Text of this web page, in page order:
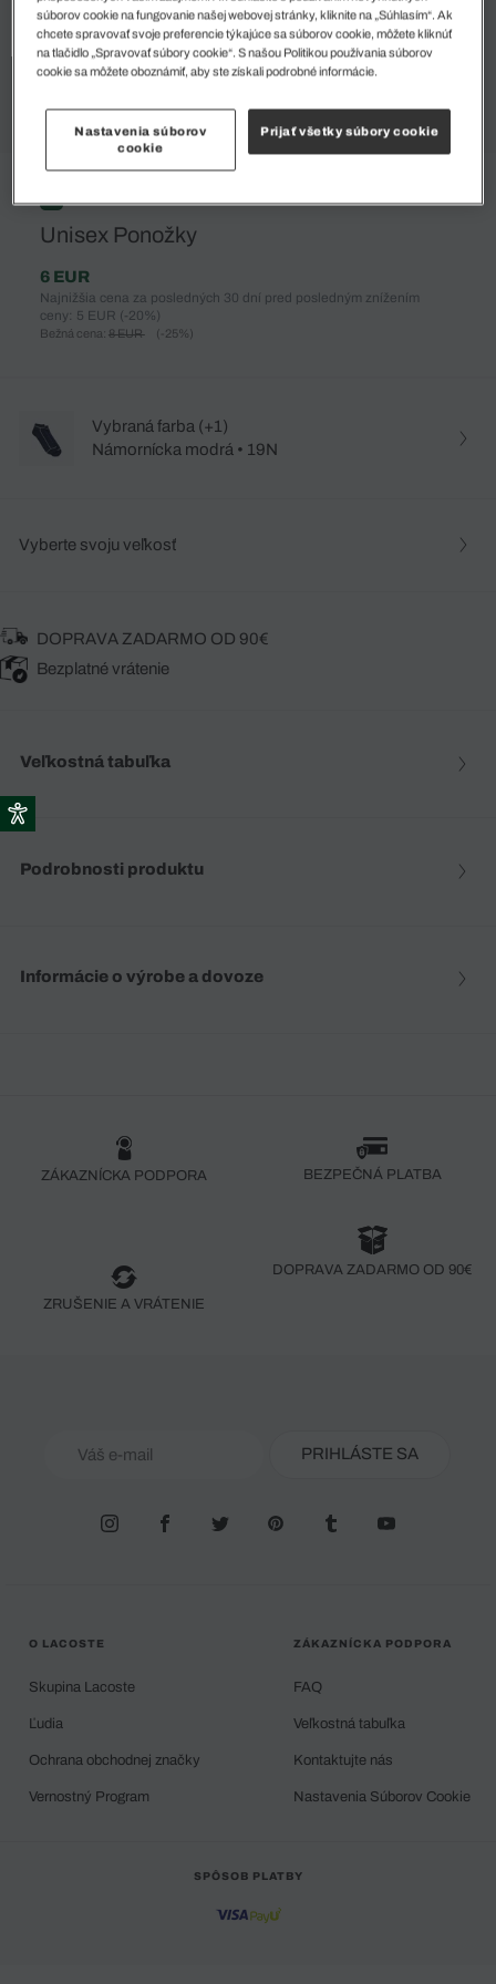
%
Unisex Ponožky
6 EUR
Najnižšia cena za posledných 30 dní pred posledným znížením
ceny: 5 EUR (-20%)
Bežná cena: 8 EUR (-25%)
Vybraná farba (+1)
Námornícka modrá • 19N
Vyberte svoju veľkosť
DOPRAVA ZADARMO OD 90€
Bezplatné vrátenie
Veľkostná tabuľka
Podrobnosti produktu
Informácie o výrobe a dovoze
ZÁKAZNÍCKA PODPORA BEZPEČNÁ PLATBA
ZRUŠENIE A VRÁTENIE
DOPRAVA ZADARMO OD 90€
PRIHLÁSTE SA
O LACOSTE
Skupina Lacoste
Ľudia
Ochrana obchodnej značky
Vernostný Program
ZÁKAZNÍCKA PODPORA
FAQ
Veľkostná tabuľka
Kontaktujte nás
Nastavenia Súborov Cookie
SPÔSOB PLATBY
súborov cookie na fungovanie našej webovej stránky, kliknite na „Súhlasím“. Ak
chcete spravovať svoje preferencie týkajúce sa súborov cookie, môžete kliknúť
na tlačidlo „Spravovať súbory cookie“. S našou Politikou používania súborov
cookie sa môžete oboznámiť, aby ste získali podrobné informácie.
Nastavenia súborov
cookie
Prijať všetky súbory cookie